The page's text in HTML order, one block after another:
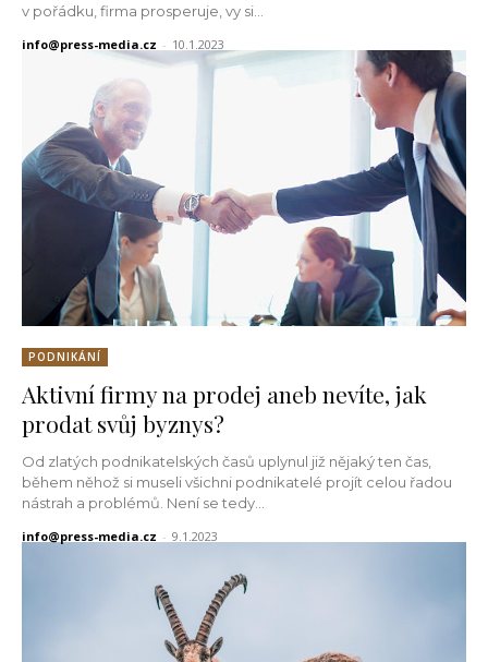
v pořádku, firma prosperuje, vy si...
info@press-media.cz - 10.1.2023
PODNIKÁNÍ
Aktivní firmy na prodej aneb nevíte, jak
prodat svůj byznys?
Od zlatých podnikatelských časů uplynul již nějaký ten čas,
během něhož si museli všichni podnikatelé projít celou řadou
nástrah a problémů. Není se tedy...
info@press-media.cz - 9.1.2023